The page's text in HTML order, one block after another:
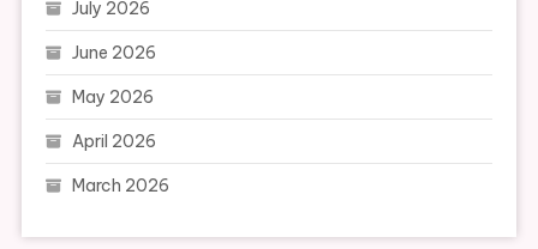
July 2026
June 2026
May 2026
April 2026
March 2026